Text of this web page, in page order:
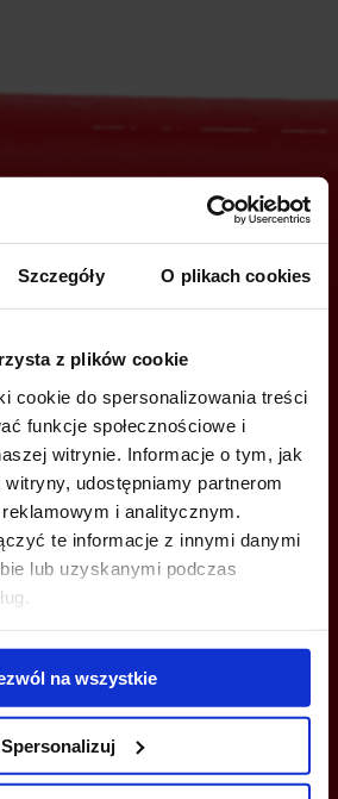
Szczegóły O plikach cookies
z plików cookie
cookie do spersonalizowania treści
funkcje społecznościowe i
witrynie. Informacje o tym, jak
udostępniamy partnerom
i analitycznym.
te informacje z innymi danymi
lub uzyskanymi podczas
na wszystkie
Spersonalizuj
in this offer?
NUMBER AND WE WILL CONTACT